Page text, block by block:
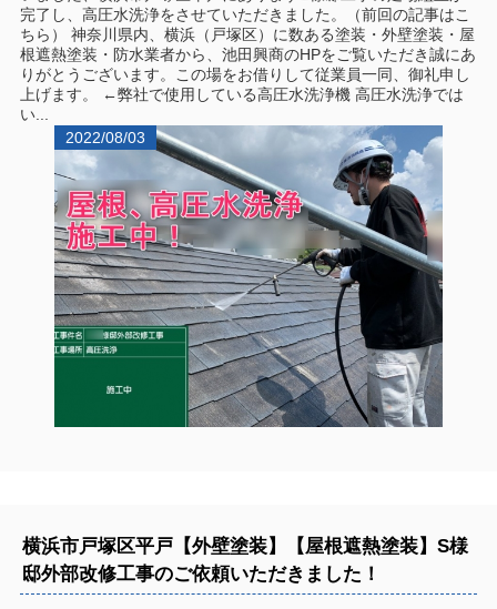
2022/08/03
完了し、高圧水洗浄をさせていただきました。（前回の記事はこ
ちら） 神奈川県内、横浜（戸塚区）に数ある塗装・外壁塗装・屋
根遮熱塗装・防水業者から、池田興商のHPをご覧いただき誠にあ
りがとうございます。この場をお借りして従業員一同、御礼申し
上げます。 ←弊社で使用している高圧水洗浄機 高圧水洗浄では
い...
横浜市戸塚区平戸【外壁塗装】【屋根遮熱塗装】S様
邸外部改修工事のご依頼いただきました！